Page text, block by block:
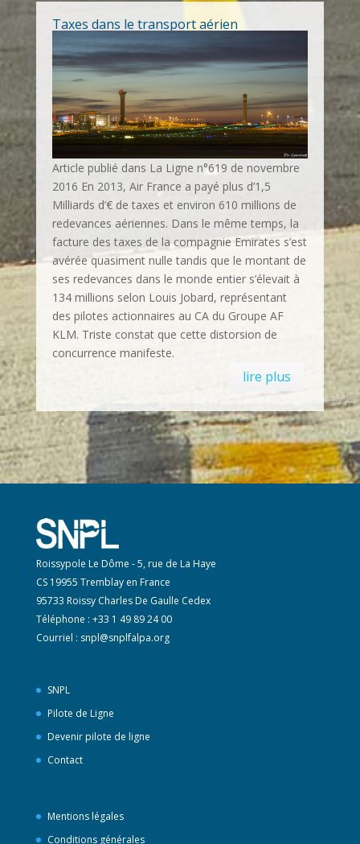
Taxes dans le transport aérien
Article publié dans La Ligne n°619 de novembre
2016 En 2013, Air France a payé plus d’1,5
Milliards d’€ de taxes et environ 610 millions de
redevances aériennes. Dans le même temps, la
facture des taxes de la compagnie Emirates s’est
avérée quasiment nulle tandis que le montant de
ses redevances dans le monde entier s’élevait à
134 millions selon Louis Jobard, représentant
des pilotes actionnaires au CA du Groupe AF
KLM. Triste constat que cette distorsion de
concurrence manifeste.
lire plus
Roissypole Le Dôme - 5, rue de La Haye
CS 19955 Tremblay en France
95733 Roissy Charles De Gaulle Cedex
Téléphone : +33 1 49 89 24 00
Courriel : snpl@snplfalpa.org
SNPL
Pilote de Ligne
Devenir pilote de ligne
Contact
Mentions légales
Conditions générales